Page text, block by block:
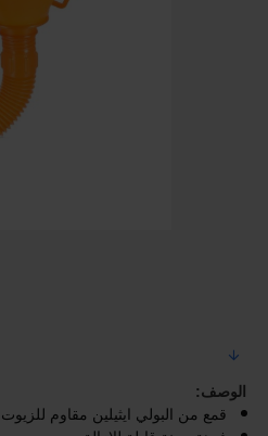
الوصف:
قمع من البولي ايثيلين مقاوم